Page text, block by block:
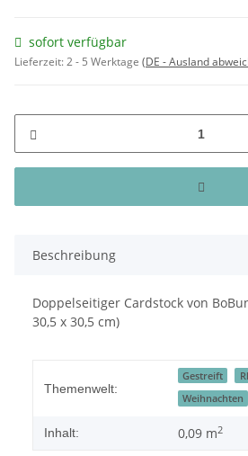
sofort verfügbar
Lieferzeit:2 - 5 Werktage (DE - Ausland
Beschreibung
Doppelseitiger Cardstock von
30,5 x 30,5 cm)
Themenwelt:
Gestreift
Weihnachten
Inhalt: 0,09 m2